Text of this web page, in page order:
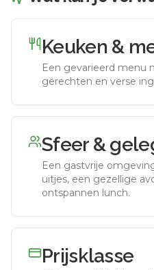
Keuken &
Een gevarieerd menu
gerechten en verse
Sfeer &
Een gastvrije
uitjes, een gezellige
ontspannen lunch.
Prijsklasse